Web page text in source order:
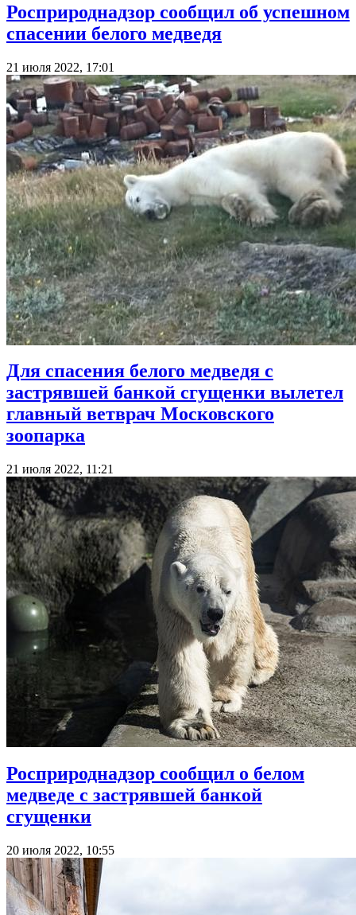
Росприроднадзор сообщил об успешном
спасении белого медведя
21 июля 2022, 17:01
Для спасения белого медведя с
застрявшей банкой сгущенки вылетел
главный ветврач Московского
зоопарка
21 июля 2022, 11:21
Росприроднадзор сообщил о белом
медведе с застрявшей банкой
сгущенки
20 июля 2022, 10:55